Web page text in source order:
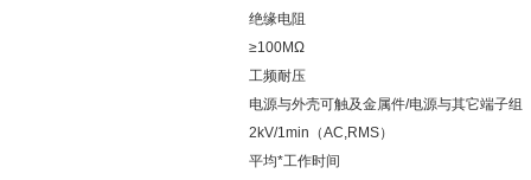
绝缘电阻
≥100MΩ
工频耐压
电源与外壳可触及金属件/电源与其它端子组
2kV/1min（AC,RMS）
平均*工作时间